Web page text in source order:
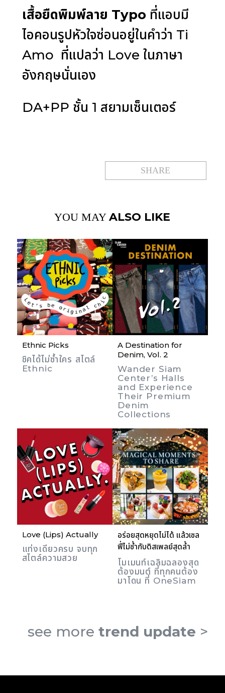
เสื้อยืดพิมพ์ลาย Typo ที่แอบมี
ไอคอนรูปหัวใจซ่อนอยู่ในคำว่า Ti
Amo ที่แปลว่า Love ในภาษา
อังกฤษนั่นเอง
DA+PP ชั้น 1 สยามเซ็นเตอร์
SHARE
YOU MAYALSO LIKE
Ethnic Picks
ชิคได้ไม่ซ้ำใคร สไตล์
Ethnic
A Destination for
Denim, Vol. 2
Wander Siam
Center’s Halls
and Experience
Their Premium
Denim
Collections
Love (Lips) Actually
แท่งเดียวครบ จบทุก
สไตล์ความสวย
อร่อยสุดหยุดไม่ได้ แล้วเซล
ฟี่ไม่ซ้ำกับดิสเพลย์สุดล้ำ
โมเมนท์เฉลิมฉลองสุด
ต้องมนต์ ที่ทุกคนต้อง
มาโดน ที่ OneSiam
see moretrend update >